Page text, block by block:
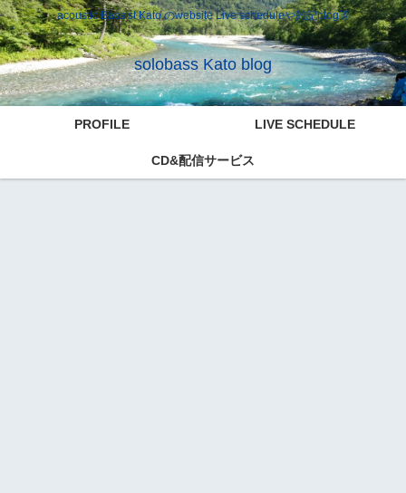
acoustic Bassist Kato のwebsite Live scheduleや雑記blog等
solobass Kato blog
PROFILE LIVE SCHEDULE
CD&配信サービス